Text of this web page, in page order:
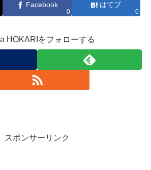
Facebook
0
はてブ
0
HOKARIをフォローする
スポンサーリンク